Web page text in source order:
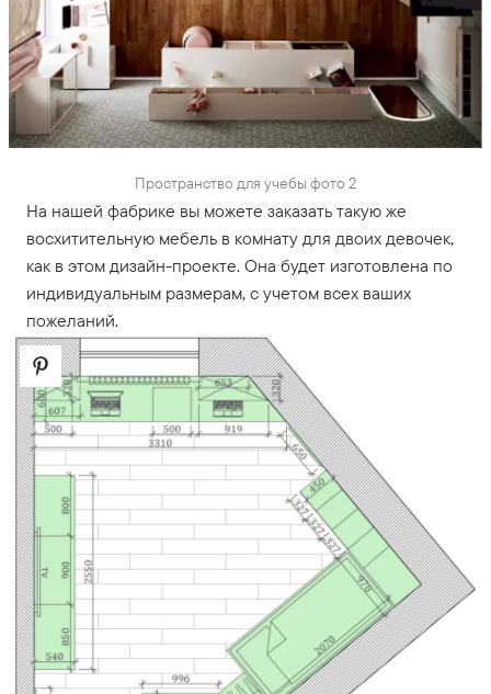
Пространство для учебы фото 2
На нашей фабрике вы можете заказать такую же
восхитительную мебель в комнату для двоих девочек,
как в этом дизайн-проекте. Она будет изготовлена по
индивидуальным размерам, с учетом всех ваших
пожеланий.